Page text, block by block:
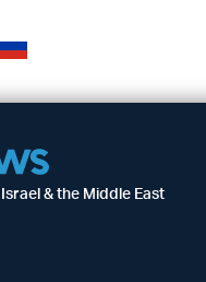
& the Middle East